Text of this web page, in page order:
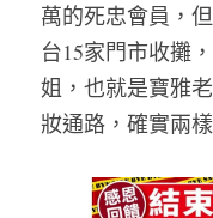
萬的死忠會員，
台15家門市收攤
姐，也就是寶雅
妝通路，確實兩樣